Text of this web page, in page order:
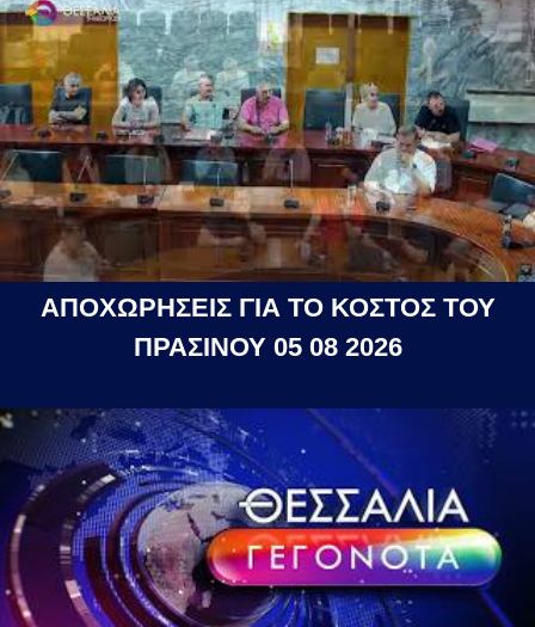
ΑΠΟΧΩΡΗΣΕΙΣ ΓΙΑ ΤΟ ΚΟΣΤΟΣ ΤΟΥ
ΠΡΑΣΙΝΟΥ 05 08 2026